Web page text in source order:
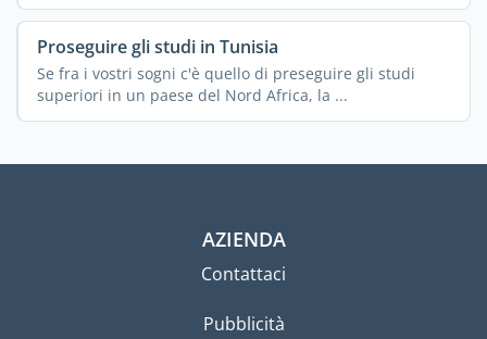
Proseguire gli studi in Tunisia
Se fra i vostri sogni c'è quello di preseguire gli studi
superiori in un paese del Nord Africa, la ...
AZIENDA
Contattaci
Pubblicità